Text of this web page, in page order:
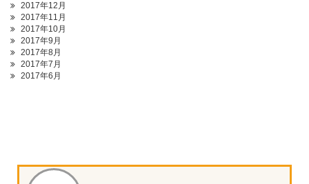
2017年12月
2017年11月
2017年10月
2017年9月
2017年8月
2017年7月
2017年6月